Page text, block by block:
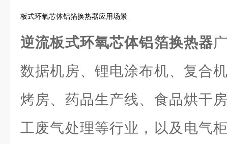
板式环氧芯体铝箔换热器应用场景
逆流板式环氧芯体铝箔换热器
数据机房、锂电涂布机、复合
烤房、药品生产线、食品烘干
工废气处理等行业，以及电气